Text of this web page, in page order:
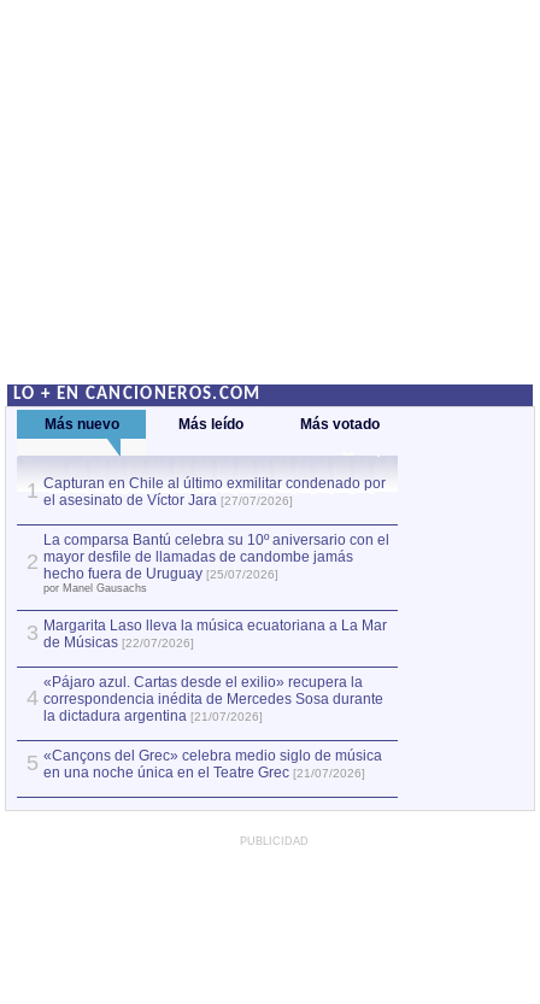
LO + EN CANCIONEROS.COM
Más nuevo Más leído Más votado
1 Capturan en Chile al último exmilitar condenado por
el asesinato de Víctor Jara [27/07/2026]
2
La comparsa Bantú celebra su 10º aniversario con el
mayor desfile de llamadas de candombe jamás
hecho fuera de Uruguay [25/07/2026]
por Manel Gausachs
3 Margarita Laso lleva la música ecuatoriana a La Mar
de Músicas [22/07/2026]
4
«Pájaro azul. Cartas desde el exilio» recupera la
correspondencia inédita de Mercedes Sosa durante
la dictadura argentina [21/07/2026]
5 «Cançons del Grec» celebra medio siglo de música
en una noche única en el Teatre Grec [21/07/2026]
PUBLICIDAD